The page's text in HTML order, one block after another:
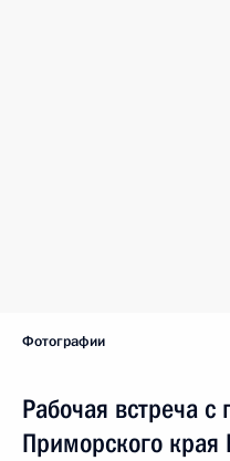
Фотографии
Рабочая встреча с
Приморского